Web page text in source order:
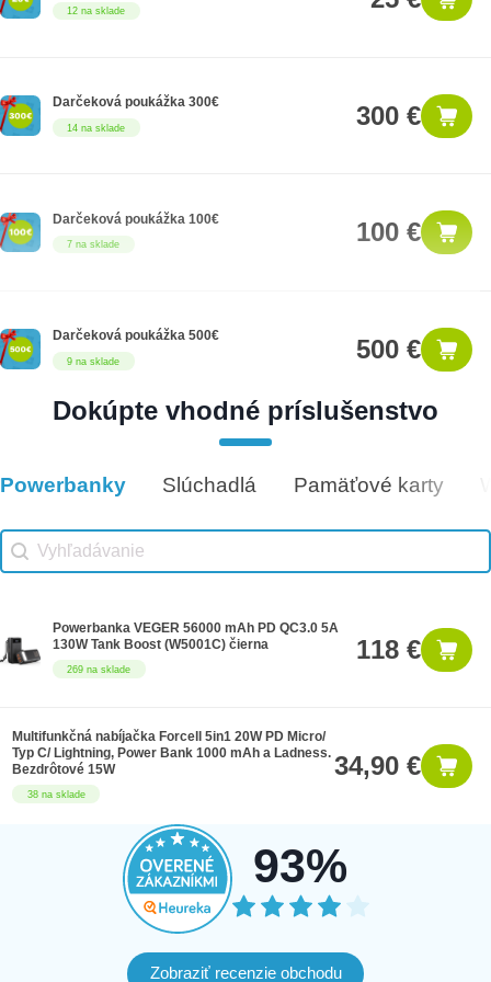
12 na sklade
14 na sklade
Darčeková poukážka 300€ 300 €
7 na sklade
Darčeková poukážka 100€ 100 €
9 na sklade
Darčeková poukážka 500€ 500 €
8 na sklade
Dokúpte vhodné príslušenstvo
Vhodné príslušenstvo
Powerbanky Slúchadlá Pamäťové karty
Vhodné príslušenstvo search
Search content
269 na sklade
Powerbanka VEGER 56000 mAh PD QC3.0 5A
130W Tank Boost (W5001C) čierna
118 €
38 na sklade
Multifunkčná nabíjačka Forcell 5in1 20W PD Micro/
Typ C/ Lightning, Power Bank 1000 mAh a Ladness.
Bezdrôtové 15W
34,90 €
93%
Zobraziť recenzie obchodu